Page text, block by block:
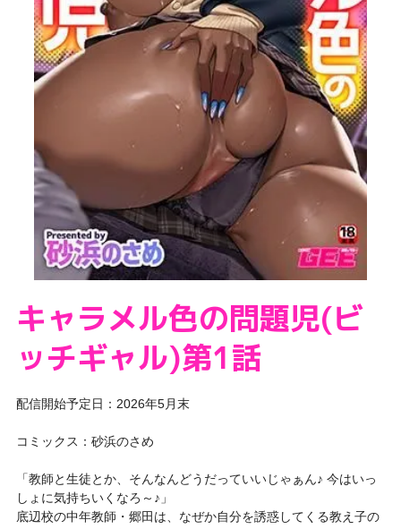
キャラメル色の問題児(ビ
ッチギャル)第1話
配信開始予定日：2026年5月末
コミックス：砂浜のさめ
「教師と生徒とか、そんなんどうだっていいじゃぁん♪ 今はいっ
しょに気持ちいくなろ～♪」
底辺校の中年教師・郷田は、なぜか自分を誘惑してくる教え子の